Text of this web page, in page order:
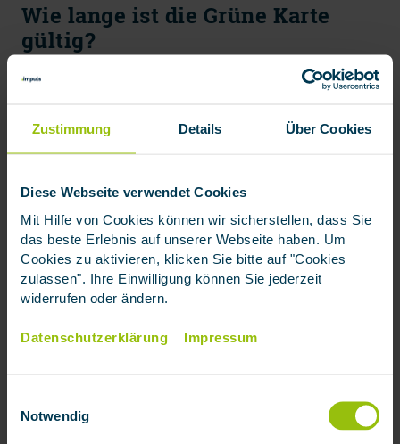
Zustimmung Details Über Cookies
Diese Webseite verwendet Cookies
Mit Hilfe von Cookies können wir sicherstellen, dass Sie
das beste Erlebnis auf unserer Webseite haben. Um
Cookies zu aktivieren, klicken Sie bitte auf "Cookies
zulassen". Ihre Einwilligung können Sie jederzeit
widerrufen oder ändern.
Datenschutzerklärung Impressum
Notwendig
Wie lange ist die Grüne Karte
gültig?
Die Gültigkeit der Grünen Versicherungskarte ist auf
weicht die Gültigkeitsdauer ab, liegt aber meist
zwischen zwei und fünf Jahren.
Top
Gilt die Kfz-
Haftpflichtversicherung mit der
Grünen Karte in allen Ländern?
Die KFZ-Haftpflichtversicherung gilt grundsätzlich in